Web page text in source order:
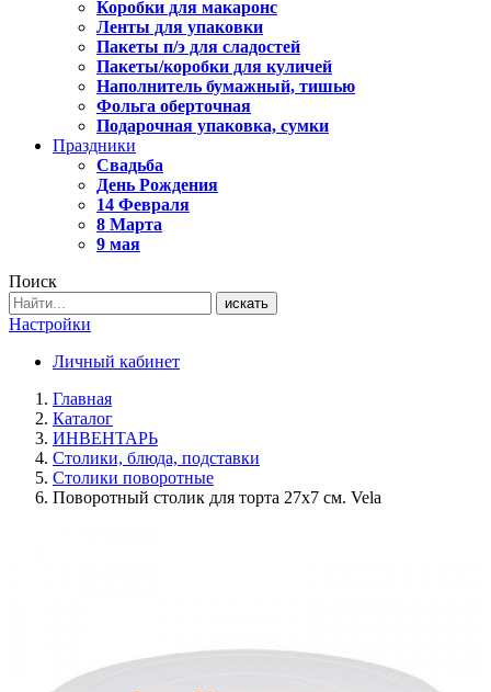
Коробки для макаронс
Ленты для упаковки
Пакеты п/э для сладостей
Пакеты/коробки для куличей
Наполнитель бумажный, тишью
Фольга оберточная
Подарочная упаковка, сумки
Праздники
Свадьба
День Рождения
14 Февраля
8 Марта
9 мая
Поиск
искать
Настройки
Личный кабинет
Главная
Каталог
ИНВЕНТАРЬ
Столики, блюда, подставки
Столики поворотные
Поворотный столик для торта 27х7 см. Vela